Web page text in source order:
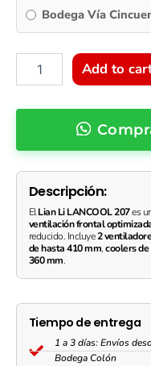
Bodega Vía
Add to
Descripción:
ElLian Li LANCOOL 207es
ventilación frontal
reducido. Incluye2
de hasta 410 mm,coolers
360 mm.
Tiempo de entrega
1 a 3 días: Envíos
Bodega Colón